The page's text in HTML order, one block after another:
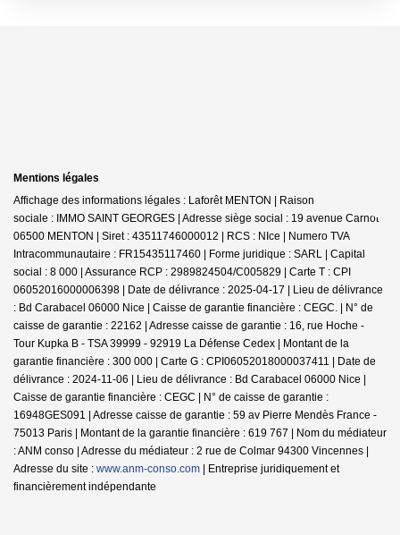
Mentions légales
Affichage des informations légales : Laforêt MENTON | Raison
sociale : IMMO SAINT GEORGES | Adresse siège social : 19 avenue Carnot -
06500 MENTON | Siret : 43511746000012 | RCS : NIce | Numero TVA
Intracommunautaire : FR15435117460 | Forme juridique : SARL | Capital
social : 8 000 | Assurance RCP : 2989824504/C005829 | Carte T : CPI
06052016000006398 | Date de délivrance : 2025-04-17 | Lieu de délivrance
: Bd Carabacel 06000 Nice | Caisse de garantie financière : CEGC. | N° de
caisse de garantie : 22162 | Adresse caisse de garantie : 16, rue Hoche -
Tour Kupka B - TSA 39999 - 92919 La Défense Cedex | Montant de la
garantie financière : 300 000 | Carte G : CPI06052018000037411 | Date de
délivrance : 2024-11-06 | Lieu de délivrance : Bd Carabacel 06000 Nice |
Caisse de garantie financière : CEGC | N° de caisse de garantie :
16948GES091 | Adresse caisse de garantie : 59 av Pierre Mendès France -
75013 Paris | Montant de la garantie financière : 619 767 | Nom du médiateur
: ANM conso | Adresse du médiateur : 2 rue de Colmar 94300 Vincennes |
Adresse du site : www.anm-conso.com | Entreprise juridiquement et
financièrement indépendante